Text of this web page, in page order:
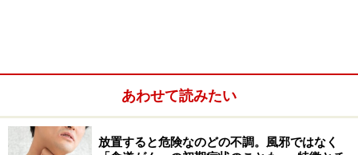
あわせて読みたい
放置すると危険なのどの不調。風邪ではなく